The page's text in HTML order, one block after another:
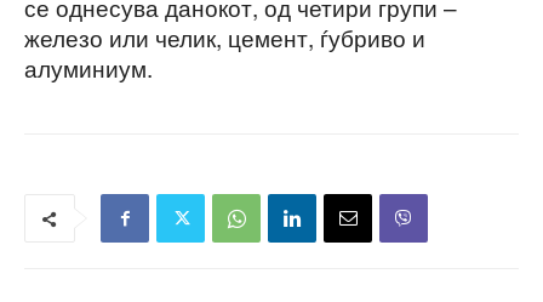
се однесува данокот, од четири групи –
железо или челик, цемент, ѓубриво и
алуминиум.